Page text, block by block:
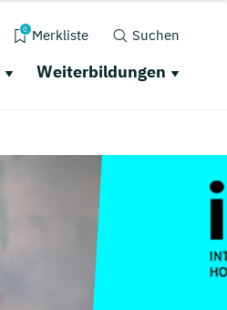
0 Merkliste Suchen
Weiterbildungen